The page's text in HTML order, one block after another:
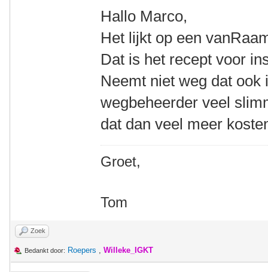
Hallo Marco,
Het lijkt op een
Dat is het recept voor
Neemt niet weg dat ook
wegbeheerder veel
dat dan veel meer
Groet,
Tom
Zoek
Bedankt door: Roepers , Willeke_IGKT